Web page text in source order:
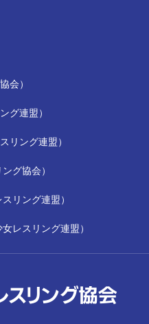
会）
グ連盟）
リング連盟）
グ協会）
リング連盟）
レスリング連盟）